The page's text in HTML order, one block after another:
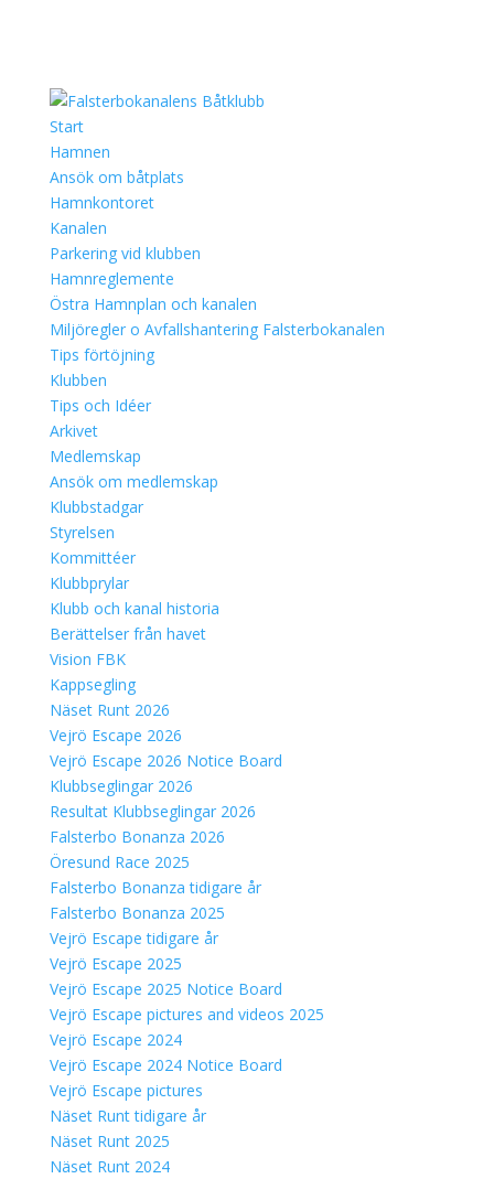
Start
Hamnen
Ansök om båtplats
Hamnkontoret
Kanalen
Parkering vid klubben
Hamnreglemente
Östra Hamnplan och kanalen
Miljöregler o Avfallshantering Falsterbokanalen
Tips förtöjning
Klubben
Tips och Idéer
Arkivet
Medlemskap
Ansök om medlemskap
Klubbstadgar
Styrelsen
Kommittéer
Klubbprylar
Klubb och kanal historia
Berättelser från havet
Vision FBK
Kappsegling
Näset Runt 2026
Vejrö Escape 2026
Vejrö Escape 2026 Notice Board
Klubbseglingar 2026
Resultat Klubbseglingar 2026
Falsterbo Bonanza 2026
Öresund Race 2025
Falsterbo Bonanza tidigare år
Falsterbo Bonanza 2025
Vejrö Escape tidigare år
Vejrö Escape 2025
Vejrö Escape 2025 Notice Board
Vejrö Escape pictures and videos 2025
Vejrö Escape 2024
Vejrö Escape 2024 Notice Board
Vejrö Escape pictures
Näset Runt tidigare år
Näset Runt 2025
Näset Runt 2024